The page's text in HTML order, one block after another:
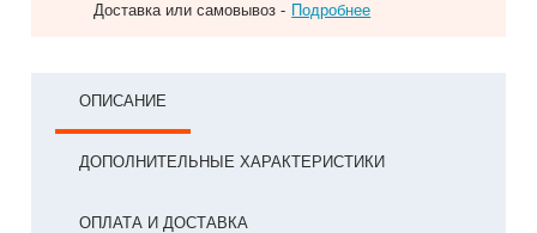
Доставка или самовывоз - Подробнее
ОПИСАНИЕ
ДОПОЛНИТЕЛЬНЫЕ ХАРАКТЕРИСТИКИ
ОПЛАТА И ДОСТАВКА